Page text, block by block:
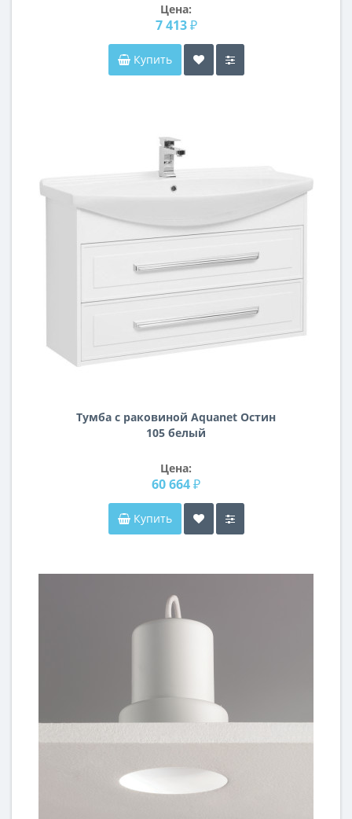
Цена:
7 413 ₽
Купить
Тумба с раковиной Aquanet Остин
105 белый
Цена:
60 664 ₽
Купить